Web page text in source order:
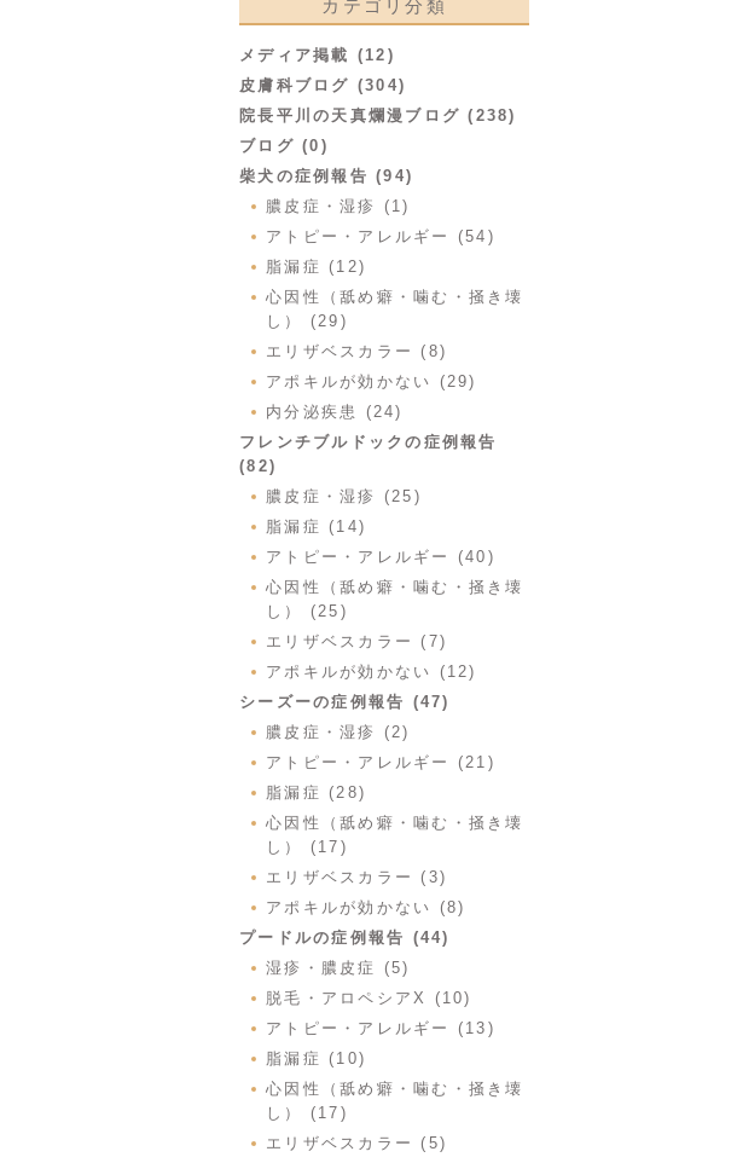
カテゴリ分類
メディア掲載 (12)
皮膚科ブログ (304)
院長平川の天真爛漫ブログ (238)
ブログ (0)
柴犬の症例報告 (94)
膿皮症・湿疹 (1)
アトピー・アレルギー (54)
脂漏症 (12)
心因性（舐め癖・噛む・掻き壊
し） (29)
エリザベスカラー (8)
アポキルが効かない (29)
内分泌疾患 (24)
フレンチブルドックの症例報告
(82)
膿皮症・湿疹 (25)
脂漏症 (14)
アトピー・アレルギー (40)
心因性（舐め癖・噛む・掻き壊
し） (25)
エリザベスカラー (7)
アポキルが効かない (12)
シーズーの症例報告 (47)
膿皮症・湿疹 (2)
アトピー・アレルギー (21)
脂漏症 (28)
心因性（舐め癖・噛む・掻き壊
し） (17)
エリザベスカラー (3)
アポキルが効かない (8)
プードルの症例報告 (44)
湿疹・膿皮症 (5)
脱毛・アロペシアX (10)
アトピー・アレルギー (13)
脂漏症 (10)
心因性（舐め癖・噛む・掻き壊
し） (17)
エリザベスカラー (5)